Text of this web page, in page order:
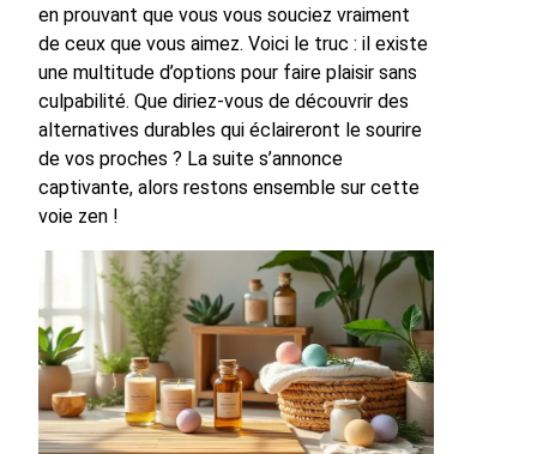
en prouvant que vous vous souciez vraiment
de ceux que vous aimez. Voici le truc : il existe
une multitude d’options pour faire plaisir sans
culpabilité. Que diriez-vous de découvrir des
alternatives durables qui éclaireront le sourire
de vos proches ? La suite s’annonce
captivante, alors restons ensemble sur cette
voie zen !